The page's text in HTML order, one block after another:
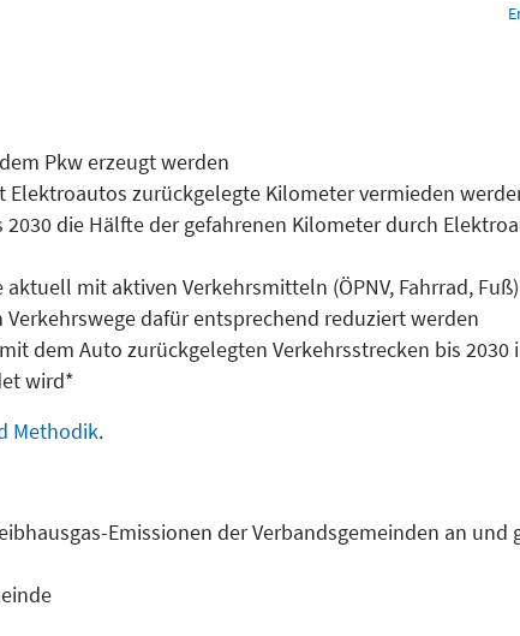
Pkw erzeugt werden
zurückgelegte Kilometer vermieden
2030 die Hälfte der gefahrenen Kilometer durch
mit aktiven Verkehrsmitteln (ÖPNV, Fahrrad,
dafür entsprechend reduziert werden
dem Auto zurückgelegten Verkehrsstrecken bis
wird*
Methodik.
Emissionen der Verbandsgemeinden an